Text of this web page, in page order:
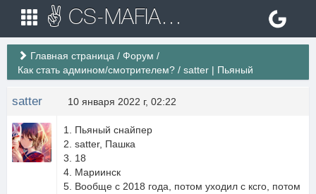
✌ CS-MAFIA.RU ✌ Игровые сервера Counter Strike 1.6
Главная страница / Форум /
Как стать админом/смотрителем? / satter | Пьяный
satter 10 января 2022 г, 02:22
Пьяный снайпер
satter, Пашка
18
Мариинск
Вообще с 2018 года, потом уходил с ксго, потом